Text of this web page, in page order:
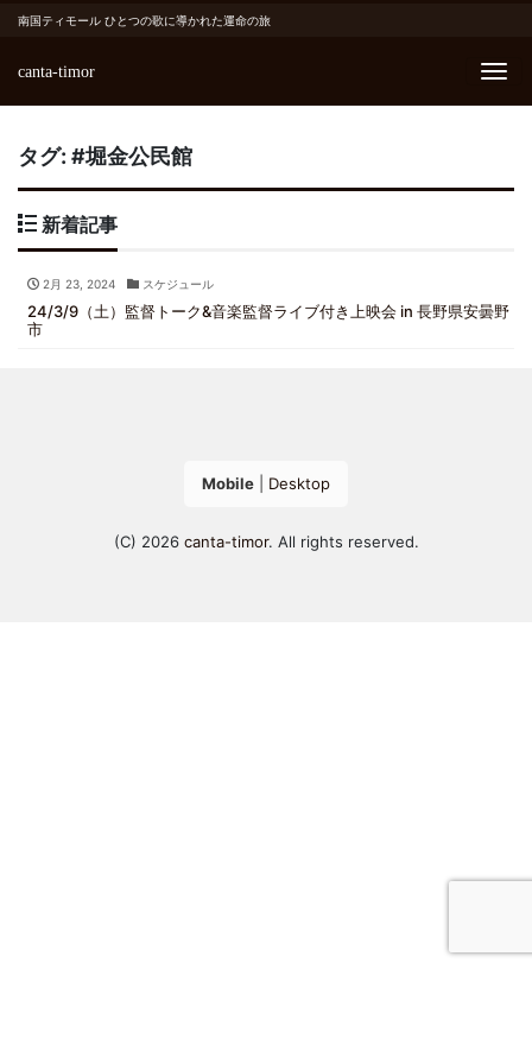
南国ティモール ひとつの歌に導かれた運命の旅
canta-timor
タグ: #堀金公民館
新着記事
2月 23, 2024 スケジュール
24/3/9（土）監督トーク&音楽監督ライブ付き上映会 in 長野県安曇野
市
Mobile Desktop
(C) 2026 canta-timor. All rights reserved.